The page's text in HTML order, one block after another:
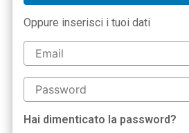
Oppure inserisci i tuoi dati
Hai dimenticato la password?